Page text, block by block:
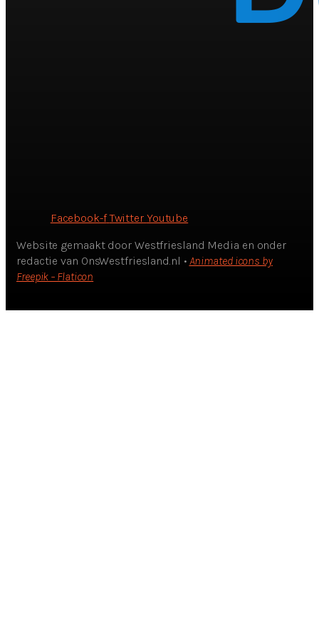
Facebook-f Twitter Youtube
Website gemaakt door Westfriesland Media en onder
redactie van OnsWestfriesland.nl • Animated icons by
Freepik – Flaticon